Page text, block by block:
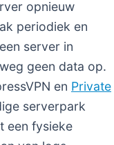
opnieuw
periodiek en
server in
geen data op.
en Private
serverpark
een fysieke